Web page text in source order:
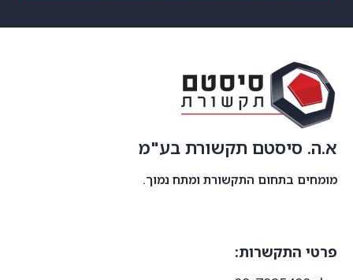
א.ה. סיסטם תקשורת בע"מ
מומחים בתחום התקשורת ומתח נמוך.
פרטי התקשרות: